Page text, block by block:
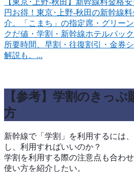
円お得！ 東京･上野-秋田の新幹線
介。「こまち」の指定席・グリー
クだ値・学割・新幹線ホテルパッ
所要時間、早割・往復割引・金券
解説も。...
【参考】学割のきっ
方
新幹線で「学割」を利用するには
し、利用すればいいのか？
学割を利用する際の注意点も合わ
使い方を紹介したい。